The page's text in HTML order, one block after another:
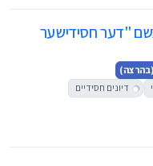
"דער חסידישער
דיונים חסידיים